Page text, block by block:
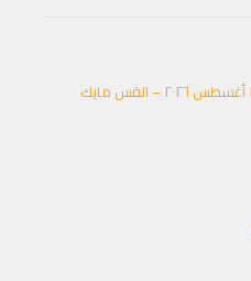
خدمة الكنيسة المباشر يوم الأحد ٢ أغسطس ٢٠٢٦ – القس مايك